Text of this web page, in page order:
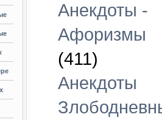
Анекдоты -
Афоризмы
(411)
Анекдоты